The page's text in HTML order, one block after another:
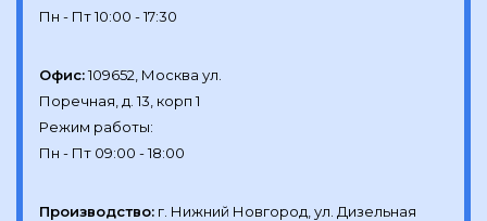
Офис:109652, Москва ул.
Поречная, д. 13, корп 1
Режим работы:
Производство: г. Нижний Новгород, ул. Дизельная